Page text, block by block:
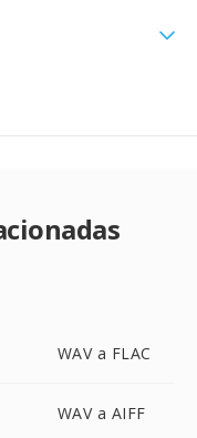
WAV a FLAC
WAV a AIFF